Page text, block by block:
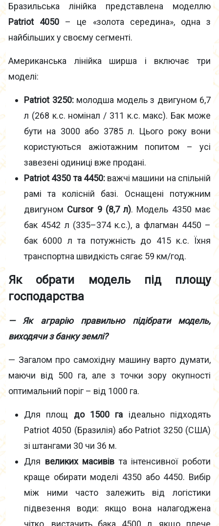
Бразильська лінійка представлена моделлю
Patriot 4050 – це «золота середина», одна з
найбільших у своєму сегменті.
Американська лінійка ширша і включає три
моделі:
Patriot 3250:молодша модель з двигуном 6,7
л (268 к.с. номінал / 311 к.с. макс). Бак може
бути на 3000 або 3785 л. Цього року вони
користуються ажіотажним попитом – усі
завезені одиниці вже продані.
Patriot 4350 та 4450:важчі машини на спільній
рамі та колісній базі. Оснащені потужним
двигуном Cursor 9 (8,7 л). Модель 4350 має
бак 4542 л (335–374 к.с.), а флагман 4450 –
бак 6000 л та потужність до 415 к.с. Їхня
транспортна швидкість сягає 59 км/год.
Як обрати модель під площу
господарства
— Як аграрію правильно підібрати модель,
виходячи з банку землі?
— Загалом про самохідну машину варто думати,
маючи від 500 га, але з точки зору окупності
оптимальний поріг – від 1000 га.
Для площ до 1500 га ідеально підходять
Patriot 4050 (Бразилія) або Patriot 3250 (США)
зі штангами 30 чи 36 м.
Для великих масивів та інтенсивної роботи
краще обирати моделі 4350 або 4450. Вибір
між ними часто залежить від логістики
підвезення води: якщо вона налагоджена
чітко, вистачить бака 4500 л, якщо плече